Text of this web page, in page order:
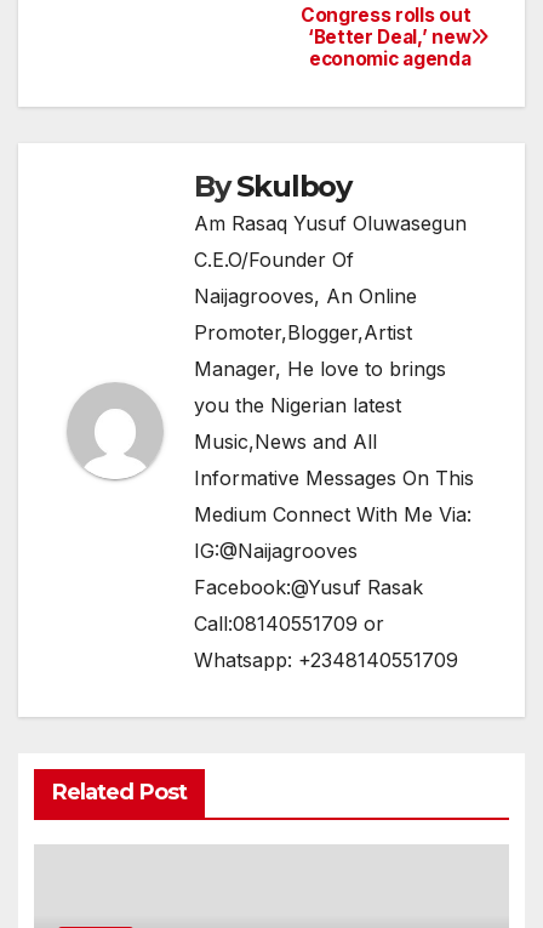
e
Congress rolls out
‘Better Deal,’ new
economic agenda
BySkulboy
Am Rasaq Yusuf Oluwasegun
C.E.O/Founder Of
Naijagrooves, An Online
Promoter,Blogger,Artist
Manager, He love to brings
you the Nigerian latest
Music,News and All
Informative Messages On This
Medium Connect With Me Via:
IG:@Naijagrooves
Facebook:@Yusuf Rasak
Call:08140551709 or
Whatsapp: +2348140551709
Related Post